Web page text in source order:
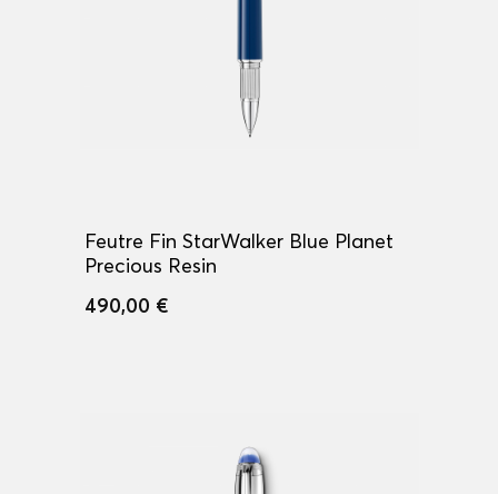
Feutre Fin StarWalker Blue Planet
Precious Resin
490,00 €